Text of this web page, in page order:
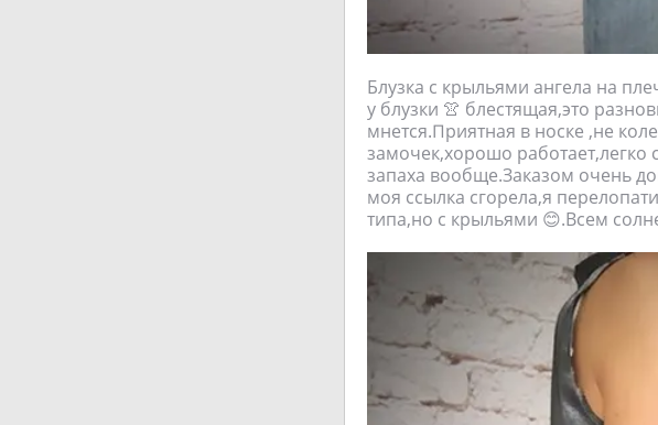
Блузка с крыльями ангела на
у блузки 👚 блестящая,это
мнется.Приятная в носке ,не
замочек,хорошо работает,легко
запаха вообще.Заказом очень
моя ссылка сгорела,я
типа,но с крыльями 😊.Всем